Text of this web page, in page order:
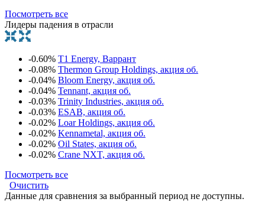
Посмотреть все
Лидеры падения в отрасли
-0.60% T1 Energy, Варрант
-0.08% Thermon Group Holdings, акция об.
-0.04% Bloom Energy, акция об.
-0.04% Tennant, акция об.
-0.03% Trinity Industries, акция об.
-0.03% ESAB, акция об.
-0.02% Loar Holdings, акция об.
-0.02% Kennametal, акция об.
-0.02% Oil States, акция об.
-0.02% Crane NXT, акция об.
Посмотреть все
Очистить
Данные для сравнения за выбранный период не доступны.